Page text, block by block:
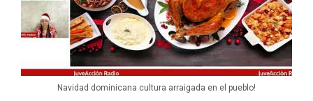
Navidad dominicana cultura arraigada en el pueblo!